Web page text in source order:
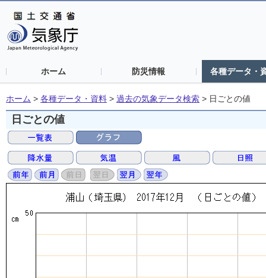
ホーム 防災情報 各種データ・
ホーム > 各種データ・資料 > 過去の気象データ検索 > 日ごとの値
日ごとの値